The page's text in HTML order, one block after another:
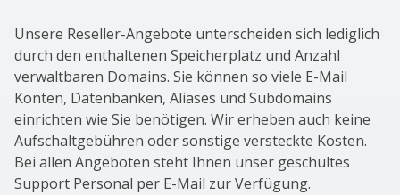
Unsere Reseller-Angebote unterscheiden sich lediglich
durch den enthaltenen Speicherplatz und Anzahl
verwaltbaren Domains. Sie können so viele E-Mail
Konten, Datenbanken, Aliases und Subdomains
einrichten wie Sie benötigen. Wir erheben auch keine
Aufschaltgebühren oder sonstige versteckte Kosten.
Bei allen Angeboten steht Ihnen unser geschultes
Support Personal per E-Mail zur Verfügung.